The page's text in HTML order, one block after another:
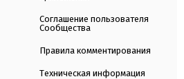
Соглашение пользователя
Сообщества
Правила комментирования
Техническая информация